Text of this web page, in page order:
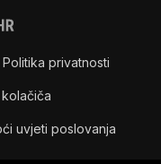
Politika privatnosti
uvjeti poslovanja